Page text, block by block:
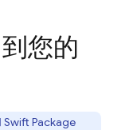
您的
Swift Package